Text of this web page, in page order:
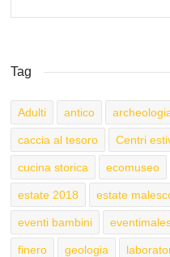
Tag
Adulti antico
caccia al tesoro Centri
cucina storica ecomuseo
estate 2018 estate
eventi bambini
finero geologia